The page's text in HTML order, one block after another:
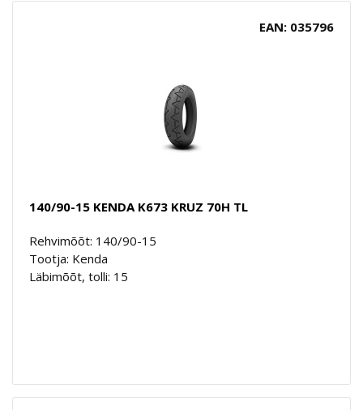
EAN: 035796
140/90-15 KENDA K673 KRUZ 70H TL
Rehvimõõt: 140/90-15
Tootja: Kenda
Läbimõõt, tolli: 15